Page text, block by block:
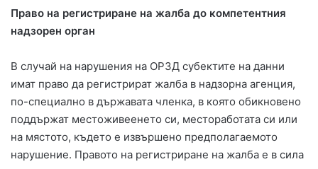
Право на регистриране на жалба до компетентния
надзорен орган
В случай на нарушения на ОРЗД субектите на данни
имат право да регистрират жалба в надзорна агенция,
по-специално в държавата членка, в която обикновено
поддържат местоживеенето си, местоработата си или
на мястото, където е извършено предполагаемото
нарушение. Правото на регистриране на жалба е в сила